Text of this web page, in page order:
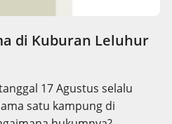
di Kuburan Leluhur
17 Agustus selalu
satu kampung di